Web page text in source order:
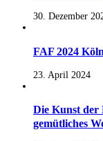
30. Dezember
FAF 2024 Köln
23. April 2024
Die Kunst der
gemütliches